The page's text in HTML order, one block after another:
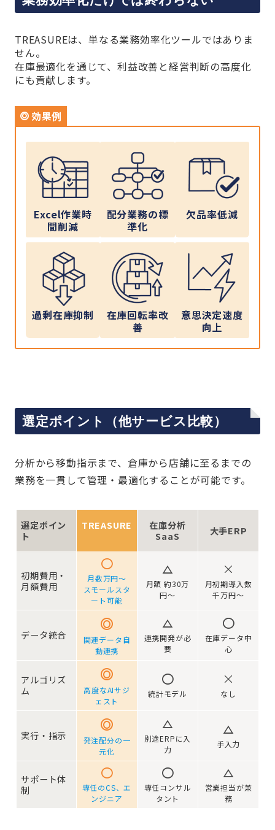
TREASUREは、単なる業務効率化ツールではありま
せん。
在庫最適化を通じて、利益改善と経営判断の高度化
にも貢献します。
効果例
Excel作業時
間削減
配分業務の標
準化
欠品率低減
過剰在庫抑制
在庫回転率改
善
意思決定速度
向上
選定ポイント（他サービス比較）
分析から移動指示まで、倉庫から店舗に至るまでの
業務を一貫して管理・最適化することが可能です。
選定ポイン
ト
TREASURE
在庫分析
SaaS
大手ERP
初期費用・
月額費用
月数万円〜
スモールスタ
ート可能
月額 約30万
円〜
月初期導入数
千万円〜
データ統合
関連データ自
動連携
連携開発が必
要
在庫データ中
心
アルゴリズ
ム
高度なAIサジ
ェスト
統計モデル なし
実行・指示
発注配分の一
元化
別途ERPに入
力
手入力
サポート体
制
専任のCS、エ
ンジニア
専任コンサル
タント
営業担当が兼
務